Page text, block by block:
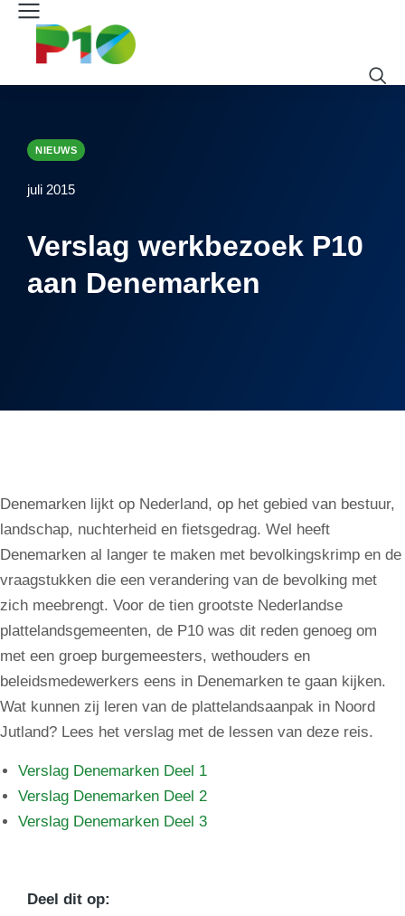
NIEUWS
juli 2015
Verslag werkbezoek P10
aan Denemarken
Denemarken lijkt op Nederland, op het gebied van bestuur,
landschap, nuchterheid en fietsgedrag. Wel heeft
Denemarken al langer te maken met bevolkingskrimp en de
vraagstukken die een verandering van de bevolking met
zich meebrengt. Voor de tien grootste Nederlandse
plattelandsgemeenten, de P10 was dit reden genoeg om
met een groep burgemeesters, wethouders en
beleidsmedewerkers eens in Denemarken te gaan kijken.
Wat kunnen zij leren van de plattelandsaanpak in Noord
Jutland? Lees het verslag met de lessen van deze reis.
Verslag Denemarken Deel 1
Verslag Denemarken Deel 2
Verslag Denemarken Deel 3
Deel dit op: